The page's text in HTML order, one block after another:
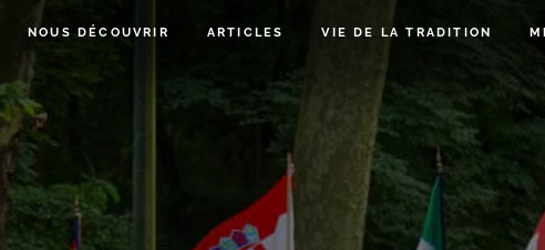
NOUS DÉCOUVRIR ARTICLES VIE DE LA TRADITION